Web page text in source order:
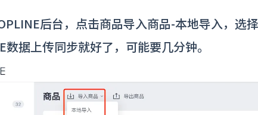
后台，点击商品导入商品-本地导入，选
数据上传同步就好了，可能要几分钟。